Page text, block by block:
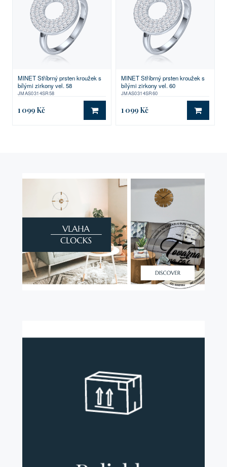
MINET Stříbrný prsten kroužek s
bílými zirkony vel. 58
JMAS0314SR58
1 099 Kč DO KOŠÍKU
MINET Stříbrný prsten kroužek s
bílými zirkony vel. 60
JMAS0314SR60
1 099 Kč DO